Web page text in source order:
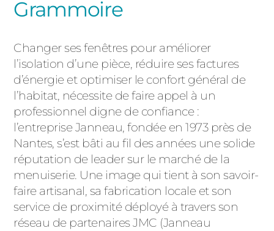
Grammoire
Changer ses fenêtres pour améliorer
l’isolation d’une pièce, réduire ses factures
d’énergie et optimiser le confort général de
l’habitat, nécessite de faire appel à un
professionnel digne de confiance :
l’entreprise Janneau, fondée en 1973 près de
Nantes, s’est bâti au fil des années une solide
réputation de leader sur le marché de la
menuiserie. Une image qui tient à son savoir-
faire artisanal, sa fabrication locale et son
service de proximité déployé à travers son
réseau de partenaires JMC (Janneau
ACIER